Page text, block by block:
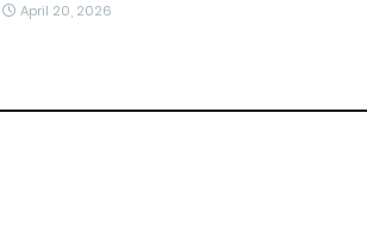
April 20, 2026